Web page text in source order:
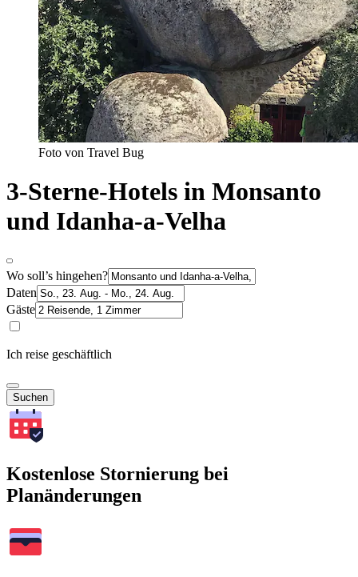
Foto von Travel Bug
3-Sterne-Hotels in Monsanto
und Idanha-a-Velha
Wo soll’s hingehen?
Daten
Gäste
Ich reise geschäftlich
Suchen
Kostenlose Stornierung bei
Planänderungen